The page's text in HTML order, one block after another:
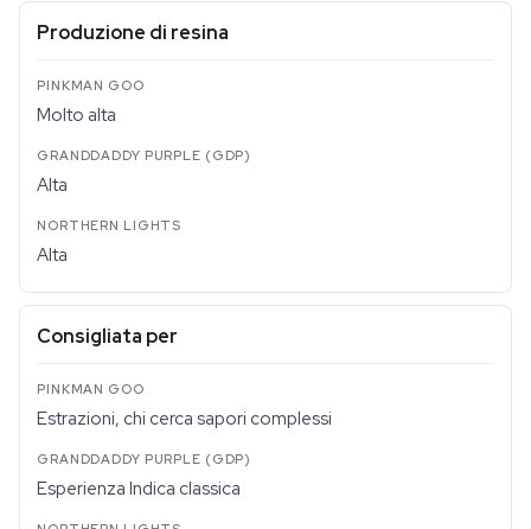
Produzione di resina
Molto alta
Alta
Alta
Consigliata per
Estrazioni, chi cerca sapori complessi
Esperienza Indica classica